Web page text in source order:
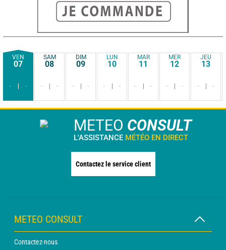
VEN
07
- -
SAM
08
- -
DIM
09
- -
LUN
10
- -
MAR
11
- -
MER
12
- -
JEU
13
- -
METEO CONSULT
L'ASSISTANCE MÉTÉO EN DIRECT
Contactez le service client
METEO CONSULT
Contactez-nous